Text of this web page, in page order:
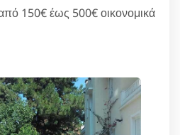
150€ έως 500€ οικονομικά